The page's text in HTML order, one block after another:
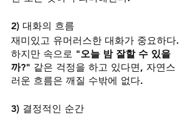
2) 대화의 흐름
재미있고 유머러스한 대화가 중요하다.
하지만 속으로 "오늘 밤 잘할 수 있을
까?" 같은 걱정을 하고 있다면, 자연스
러운 흐름은 깨질 수밖에 없다.
3) 결정적인 순간